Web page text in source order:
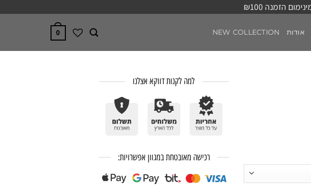
אודות NEW COLLECTION
0
למה לקנות דווקא אצלנו
רכישה מאובטחת במגוון אפשרויות: